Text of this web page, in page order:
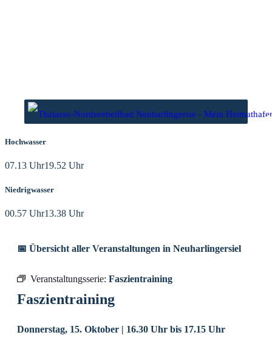
Hochwasser
07.13 Uhr19.52 Uhr
Niedrigwasser
00.57 Uhr13.38 Uhr
📅 Übersicht aller Veranstaltungen in Neuharlingersiel
Veranstaltungsserie: Faszientraining
Faszientraining
Donnerstag, 15. Oktober | 16.30 Uhr bis 17.15 Uhr